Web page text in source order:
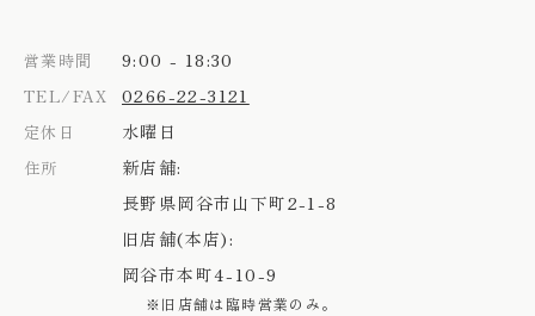
営業時間 9:00 - 18:30
TEL/FAX 0266-22-3121
定休日 水曜日
住所
新店舗:
長野県岡谷市山下町2-1-8
旧店舗(本店):
岡谷市本町4-10-9
※旧店舗は臨時営業のみ。